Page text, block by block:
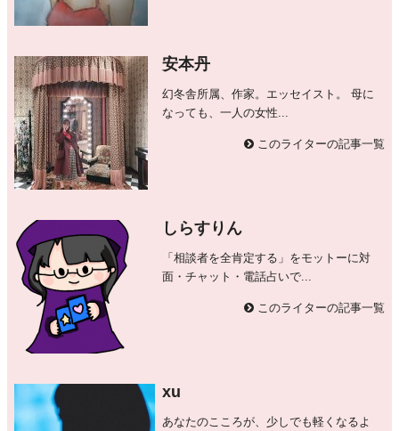
安本丹
幻冬舎所属、作家。エッセイスト。 母に
なっても、一人の女性...
このライターの記事一覧
しらすりん
「相談者を全肯定する」をモットーに対
面・チャット・電話占いで...
このライターの記事一覧
xu
あなたのこころが、少しでも軽くなるよ